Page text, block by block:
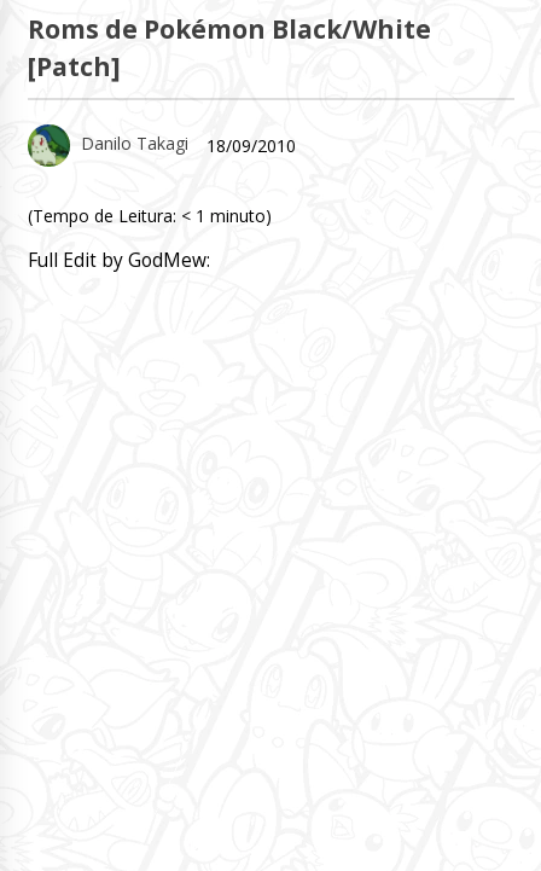
Roms de Pokémon Black/White
[Patch]
Danilo Takagi 18/09/2010
(Tempo de Leitura: < 1 minuto)
Full Edit by GodMew: